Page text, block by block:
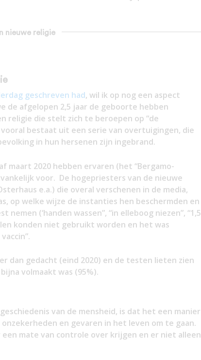
nieuwe religie
geschreven had, wil ik op nog een aspect
de afgelopen 2,5 jaar de geboorte hebben
religie die stelt zich te beroepen op “de
bestaat uit een serie van overtuigingen, die
in hun hersenen zijn ingebrand.
maart 2020 hebben ervaren (het “Bergamo-
voor. De hogepriesters van de nieuwe
e.a.) die overal verschenen in de media,
op welke wijze de instanties hen beschermden en
(‘handen wassen”, “in elleboog niezen”, “1,5
konden niet gebruikt worden en het was
dan gedacht (eind 2020) en de testen lieten zien
volmaakt was (95%).
van de mensheid, is dat het een manier
en gevaren in het leven om te gaan.
mate van controle over krijgen en er niet alleen